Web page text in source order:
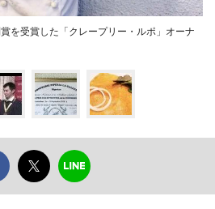
を受賞した「クレープリー・ルポ」オーナ